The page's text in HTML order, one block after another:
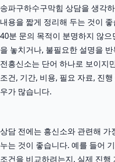
송파구하수구막힘 상담을 생각
내용을 짧게 정리해 두는 것이
40분 문의 목적이 분명하지 않
을 놓치거나, 불필요한 설명을
전흥신소는 단어 하나로 보이지
조건, 기간, 비용, 필요 자료, 진
우가 많습니다.
상담 전에는 흥신소와 관련해
누는 것이 좋습니다. 예를 들어
조건을 비교하려는지, 실제 진